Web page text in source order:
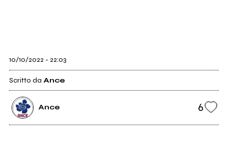
10/10/2022 - 22:03
Scritto da Ance
Ance 6